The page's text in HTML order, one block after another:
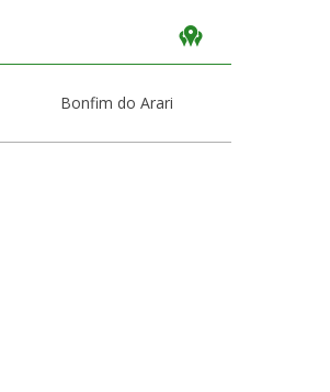
Bonfim do Arari